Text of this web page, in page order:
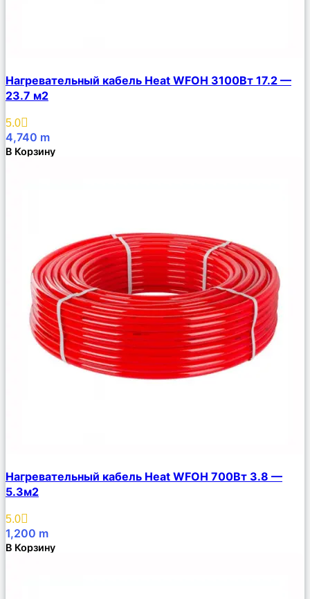
Описание
Избранное
Нагревательный кабель Heat WFOH 3100Вт 17.2 —
23.7 м2
5.0
4,740 m
В Корзину
Описание
Избранное
Нагревательный кабель Heat WFOH 700Вт 3.8 —
5.3м2
5.0
1,200 m
В Корзину